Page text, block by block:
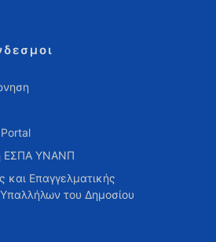
ΕΣΠΑ ΥΝΑΝΠ
και Επαγγελματικής
του Δημοσίου